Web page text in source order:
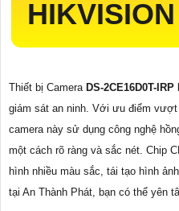
HIKVISION
Thiết bị Camera DS-2CE16D0T-IRP
giám sát an ninh. Với ưu điểm
camera này sử dụng công nghệ
một cách rõ ràng và sắc nét. Chip
hình nhiều màu sắc, tái tạo hình
tại An Thành Phát, bạn có thể yên